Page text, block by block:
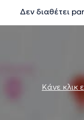
Δεν διαθέτει
Κάνε κλικ